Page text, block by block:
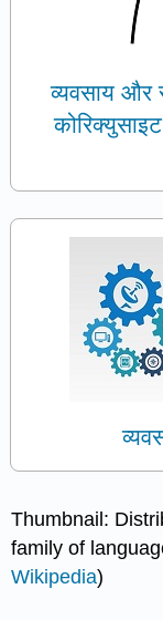
व्यवसाय और
Thumbnail:
family of
Wikipedia)